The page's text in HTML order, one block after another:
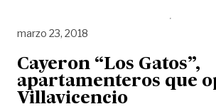
marzo 23, 2018
Cayeron “Los Gatos”,
apartamenteros que
Villavicencio